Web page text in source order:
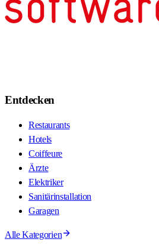
Entdecken
Restaurants
Hotels
Coiffeure
Ärzte
Elektriker
Sanitärinstallation
Garagen
Alle Kategorien